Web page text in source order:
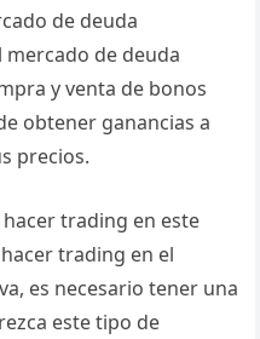
de deuda
de deuda
y venta de bonos
obtener ganancias a
precios.
trading en este
trading en el
es necesario tener una
este tipo de